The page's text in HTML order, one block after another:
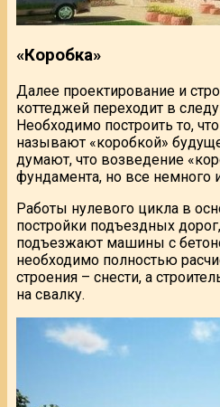
«Коробка»
Далее проектирование и
коттеджей переходит в
Необходимо построить то,
называют «коробкой»
думают, что возведение
фундамента, но все немного
Работы нулевого цикла в
постройки подъездных
подъезжают машины с
необходимо полностью
строения – снести, а
на свалку.